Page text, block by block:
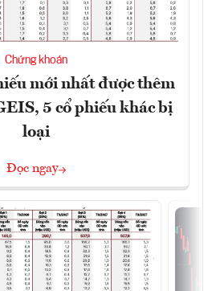
Chứng khoán
mới nhất được thêm
5 cổ phiếu khác bị
loại
Đọc ngay